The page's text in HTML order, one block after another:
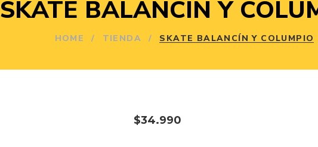
SKATE BALANCÍN Y
HOME / TIENDA / SKATE BALANCÍN Y COLUMPIO
$34.990